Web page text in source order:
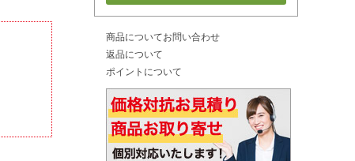
商品についてお問い合わせ
返品について
ポイントについて